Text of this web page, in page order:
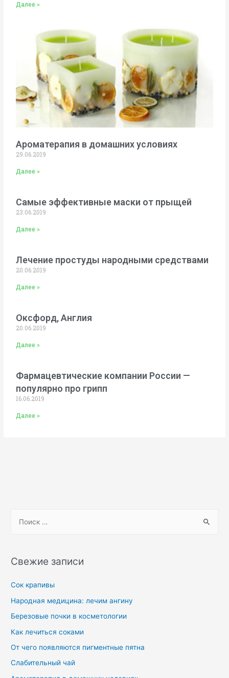
Далее »
Ароматерапия в домашних условиях
29.06.2019
Далее »
Самые эффективные маски от прыщей
23.06.2019
Далее »
Лечение простуды народными средствами
20.06.2019
Далее »
Оксфорд, Англия
20.06.2019
Далее »
Фармацевтические компании России —
популярно про грипп
16.06.2019
Далее »
Свежие записи
Сок крапивы
Народная медицина: лечим ангину
Березовые почки в косметологии
Как лечиться соками
От чего появляются пигментные пятна
Слабительный чай